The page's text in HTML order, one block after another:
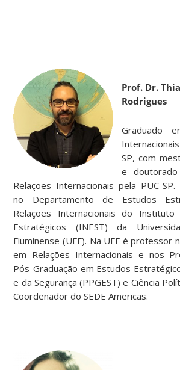
Prof. Dr.
Rodrigues
Graduado
SP, com
e
Relações Internacionais pela PUC-
no Departamento de Estudos
Relações Internacionais do Instituto
Estratégicos (INEST) da
Fluminense (UFF). Na UFF é professor
em Relações Internacionais e nos
Pós-Graduação em Estudos
e da Segurança (PPGEST) e Ciência
Coordenador do SEDE Americas.